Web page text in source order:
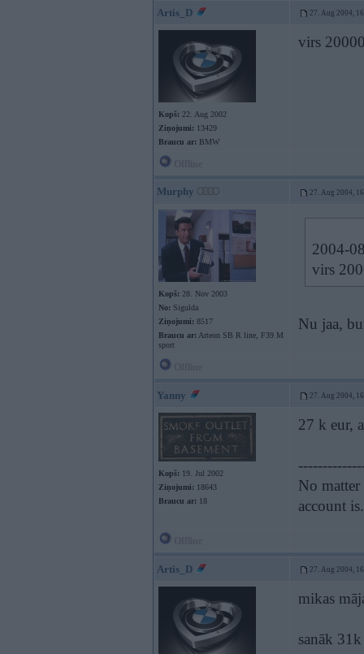
Artis_D 27. Aug 2004,
Kopš: 22. Aug 2002
Ziņojumi: 13429
Braucu ar: BMW
virs
Murphy 27. Aug 2004,
Kopš: 28. Nov 2003
No: Sigulda
Ziņojumi: 8517
Braucu ar: Arteon SB R line, F39 M
sport
2004-
virs
Nu jaa,
Yanny 27. Aug 2004,
Kopš: 19. Jul 2002
Ziņojumi: 18643
Braucu ar: 18
27 k eur,
No
account
Artis_D 27. Aug 2004,
mikas
sanāk